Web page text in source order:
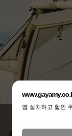
앱 설치하고 할인